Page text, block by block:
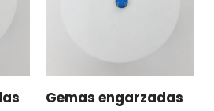
Gemas engarzadas